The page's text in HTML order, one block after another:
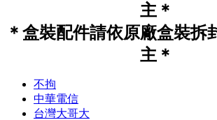
主＊
＊盒裝配件請依原廠盒裝拆
主＊
不拘
中華電信
台灣大哥大